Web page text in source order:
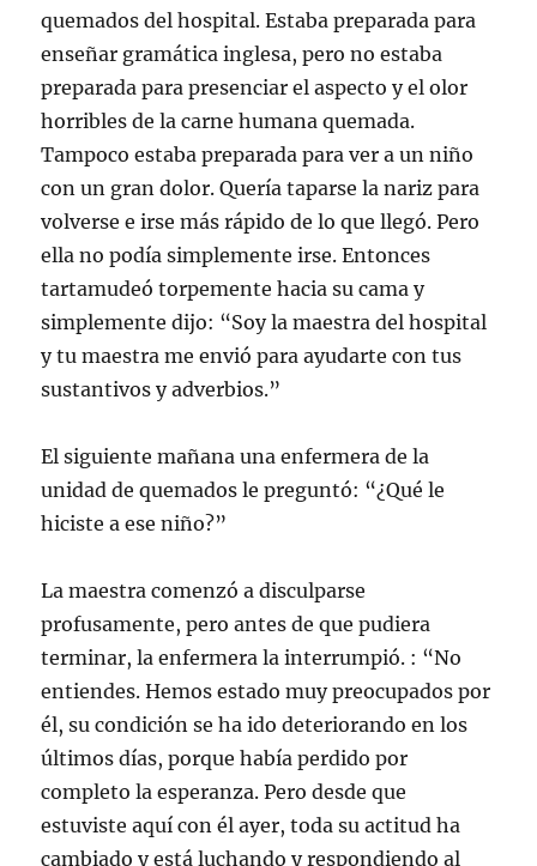
quemados del hospital. Estaba preparada para
enseñar gramática inglesa, pero no estaba
preparada para presenciar el aspecto y el olor
horribles de la carne humana quemada.
Tampoco estaba preparada para ver a un niño
con un gran dolor. Quería taparse la nariz para
volverse e irse más rápido de lo que llegó. Pero
ella no podía simplemente irse. Entonces
tartamudeó torpemente hacia su cama y
simplemente dijo: “Soy la maestra del hospital
y tu maestra me envió para ayudarte con tus
sustantivos y adverbios.”
El siguiente mañana una enfermera de la
unidad de quemados le preguntó: “¿Qué le
hiciste a ese niño?”
La maestra comenzó a disculparse
profusamente, pero antes de que pudiera
terminar, la enfermera la interrumpió. : “No
entiendes. Hemos estado muy preocupados por
él, su condición se ha ido deteriorando en los
últimos días, porque había perdido por
completo la esperanza. Pero desde que
estuviste aquí con él ayer, toda su actitud ha
cambiado y está luchando y respondiendo al